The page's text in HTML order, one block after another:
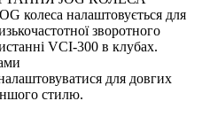
колеса налаштовується для
зворотного
VCI-300 в клубах.
для довгих
стилю.